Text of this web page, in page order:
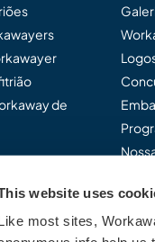
website uses
most sites,
de